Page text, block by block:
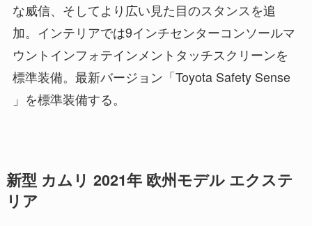
な威信、そしてより広い見た目のスタンスを追
加。インテリアでは9インチセンターコンソールマ
ウントインフォテインメントタッチスクリーンを
標準装備。最新バージョン「Toyota Safety Sense
」を標準装備する。
新型 カムリ 2021年 欧州モデル エクステ
リア